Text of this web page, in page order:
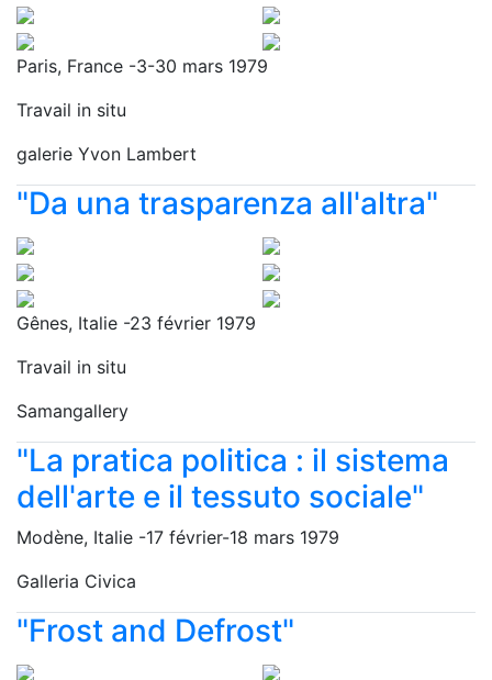
Paris, France -3-30 mars 1979
Travail in situ
galerie Yvon Lambert
"Da una trasparenza all'altra"
Gênes, Italie -23 février 1979
Travail in situ
Samangallery
"La pratica politica : il sistema
dell'arte e il tessuto sociale"
Modène, Italie -17 février-18 mars 1979
Galleria Civica
"Frost and Defrost"